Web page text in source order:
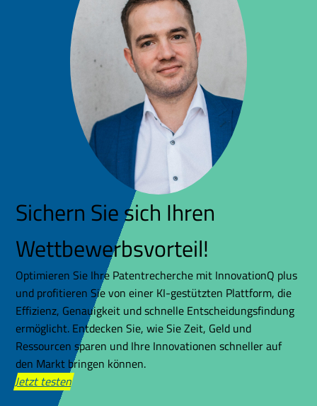
Sichern Sie sich Ihren
Wettbewerbsvorteil!
Optimieren Sie Ihre Patentrecherche mit InnovationQ plus
und profitieren Sie von einer KI-gestützten Plattform, die
Effizienz, Genauigkeit und schnelle Entscheidungsfindung
ermöglicht. Entdecken Sie, wie Sie Zeit, Geld und
Ressourcen sparen und Ihre Innovationen schneller auf
den Markt bringen können.
Jetzt testen